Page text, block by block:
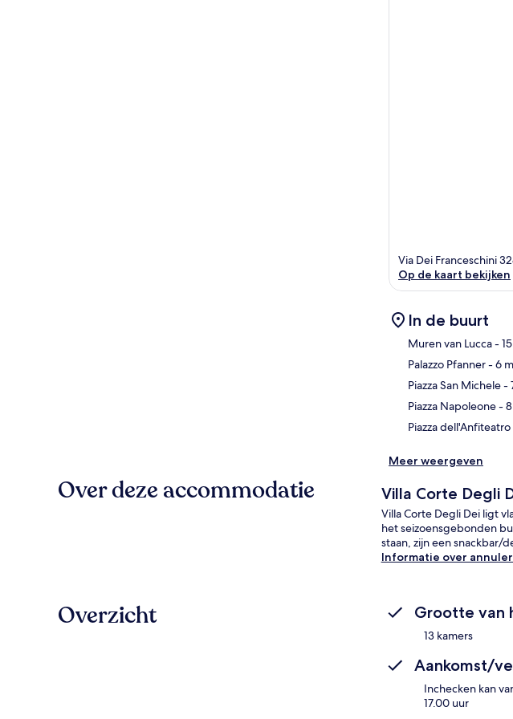
Via Dei Franceschini
Op de kaart bekijken
In de buurt
Muren van Lucca-
Palazzo Pfanner- 6
Piazza San Michele-
Piazza Napoleone-
Piazza dell'Anfiteatro
Meer weergeven
Over deze accommodatie Villa Corte Degli
Villa Corte Degli Dei ligt
het seizoensgebonden
staan, zijn een snackbar/
Informatie over
Overzicht Grootte van
13 kamers
Aankomst/
Inchecken kan
17.00 uur